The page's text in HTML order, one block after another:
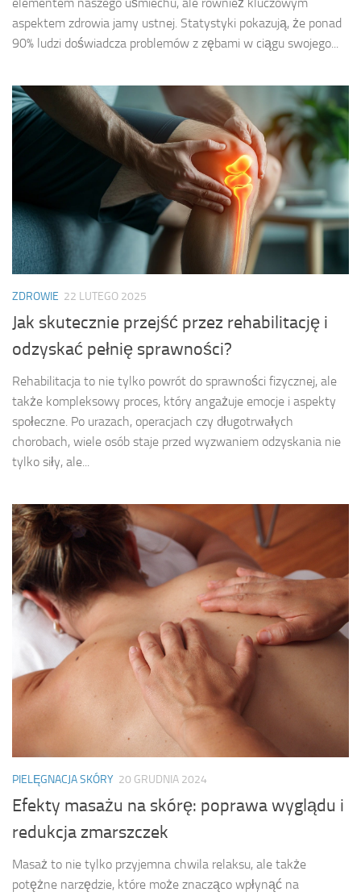
aspektem zdrowia jamy ustnej. Statystyki pokazują, że ponad
90% ludzi doświadcza problemów z zębami w ciągu swojego...
ZDROWIE 22 LUTEGO 2025
Jak skutecznie przejść przez rehabilitację i
odzyskać pełnię sprawności?
Rehabilitacja to nie tylko powrót do sprawności fizycznej, ale
także kompleksowy proces, który angażuje emocje i aspekty
społeczne. Po urazach, operacjach czy długotrwałych
chorobach, wiele osób staje przed wyzwaniem odzyskania nie
tylko siły, ale...
PIELĘGNACJA SKÓRY 20 GRUDNIA 2024
Efekty masażu na skórę: poprawa wyglądu i
redukcja zmarszczek
Masaż to nie tylko przyjemna chwila relaksu, ale także
potężne narzędzie, które może znacząco wpłynąć na